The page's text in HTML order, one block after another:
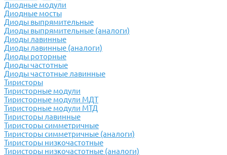
Диодные модули
Диодные мосты
Диоды выпрямительные
Диоды выпрямительные (аналоги)
Диоды лавинные
Диоды лавинные (аналоги)
Диоды роторные
Диоды частотные
Диоды частотные лавинные
Тиристоры
Тиристорные модули
Тиристорные модули МДТ
Тиристорные модули МТД
Тиристоры лавинные
Тиристоры симметричные
Тиристоры симметричные (аналоги)
Тиристоры низкочастотные
Тиристоры низкочастотные (аналоги)